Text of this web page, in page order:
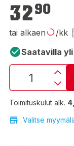
3290
tai alkaen /kk
Saatavilla
Toimituskulut alk.
Valitse